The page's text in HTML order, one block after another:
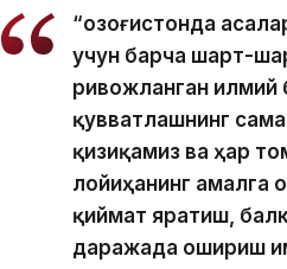
“Қозоғистонда
учун барча шарт-
ривожланган илмий
қувватлашнинг
қизиқамиз ва ҳар
лойиҳанинг амалга
қиймат яратиш,
даражада ошириш